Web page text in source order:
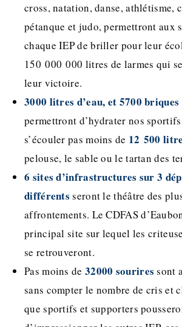
cross, natation, danse, athlétisme,
pétanque et judo, permettront aux
chaque IEP de briller pour leur
150 000 000 litres de larmes qui
leur victoire.
3000 litres d’eau, et 5700 briques
permettront d’hydrater nos
s’écouler pas moins de 12 500
pelouse, le sable ou le tartan des
6 sites d’infrastructures sur 3
différents seront le théâtre des
affrontements. Le CDFAS
principal site sur lequel les
se retrouveront.
Pas moins de 32000 sourires sont
sans compter le nombre de cris et
que sportifs et supporters